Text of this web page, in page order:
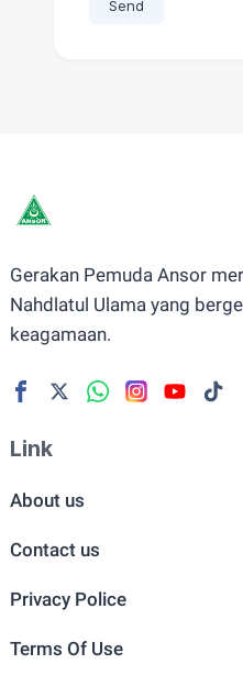
Gerakan Pemuda Ansor
Nahdlatul Ulama yang
keagamaan.
Link
About us
Contact us
Privacy Police
Terms Of Use